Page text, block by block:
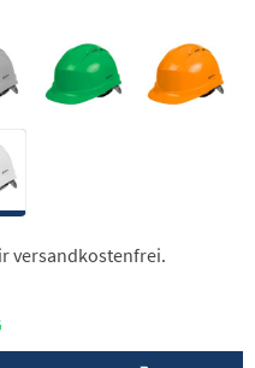
versandkostenfrei.